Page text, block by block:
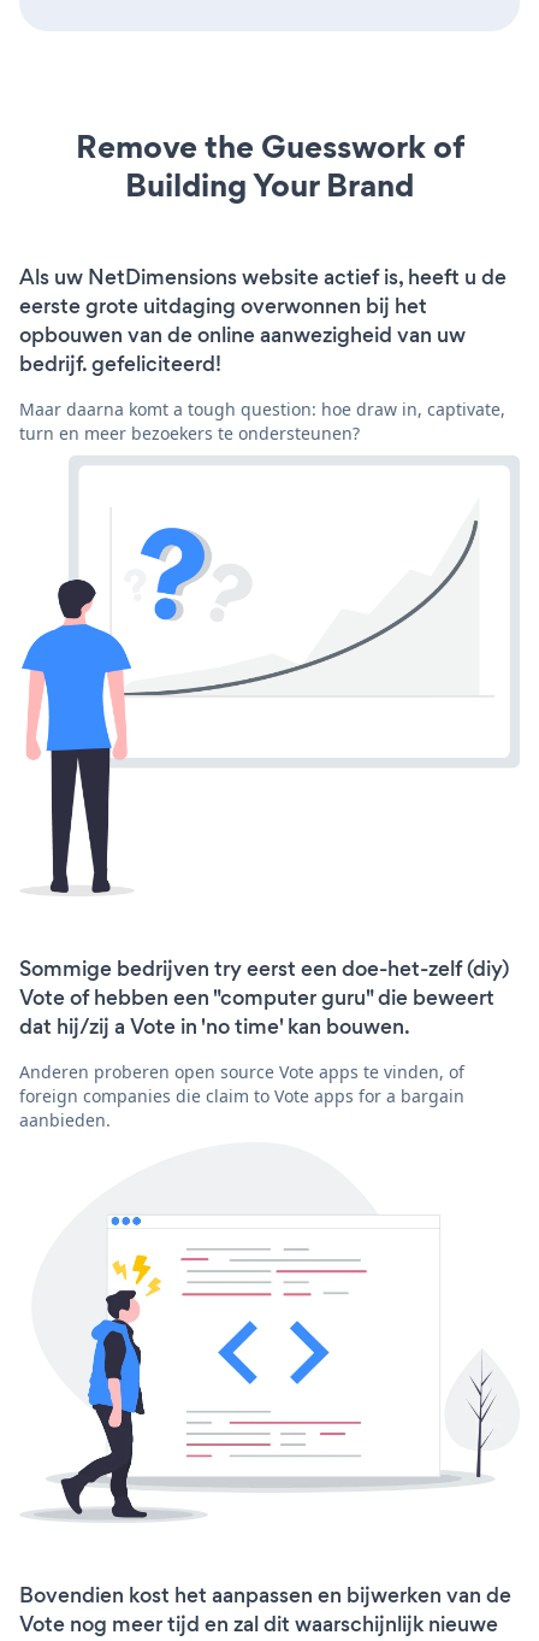
Remove the Guesswork of
Building Your Brand
Als uw NetDimensions website actief is, heeft u de
eerste grote uitdaging overwonnen bij het
opbouwen van de online aanwezigheid van uw
bedrijf. gefeliciteerd!
Maar daarna komt a tough question: hoe draw in, captivate,
turn en meer bezoekers te ondersteunen?
Sommige bedrijven try eerst een doe-het-zelf (diy)
Vote of hebben een "computer guru" die beweert
dat hij/zij a Vote in 'no time' kan bouwen.
Anderen proberen open source Vote apps te vinden, of
foreign companies die claim to Vote apps for a bargain
aanbieden.
Bovendien kost het aanpassen en bijwerken van de
Vote nog meer tijd en zal dit waarschijnlijk nieuwe